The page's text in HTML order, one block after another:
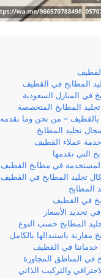
المطابخ في القطيف
في المنازل السعودية
المطابخ المتخصصة
بالقطيف – من نحن وما نقدمه
تجليد المطابخ
خدمة عملاء القطيف
التي نقدمها
المستخدمة في مطابخ القطيف
تجليد المطابخ في القطيف
المطابخ
في القطيف
تحديد الأسعار
المطابخ حسب النوع
مقارنة باستبدالها بالكامل
خدماتنا في القطيف
في المناطق المجاورة
والتركيب الذاتي